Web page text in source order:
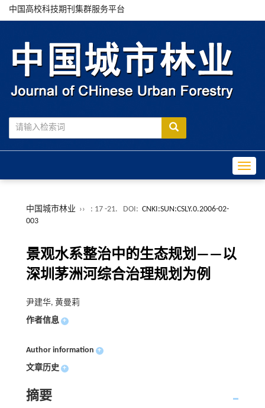
中国高校科技期刊集群服务平台
中国城市林业 ›› : 17 -21. DOI: CNKI:SUN:CSLY.0.2006-02-
003
景观水系整治中的生态规划——以
深圳茅洲河综合治理规划为例
尹建华, 黄曼莉
作者信息 +
Author information +
文章历史 +
摘要